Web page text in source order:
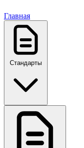
Главная
Стандарты
ГОСТ, ГОСТ Р, ПНСТ